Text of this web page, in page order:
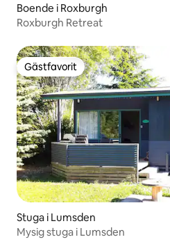
Boende i Roxburgh
Roxburgh Retreat
Gästfavorit
Gästfavorit
Stuga i Lumsden
Mysig stuga i Lumsden